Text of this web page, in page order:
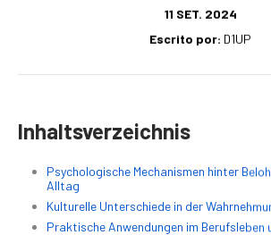
11 SET. 2024
Escrito por: D1UP
Inhaltsverzeichnis
Psychologische Mechanismen hinter
Alltag
Kulturelle Unterschiede in der
Praktische Anwendungen im Berufsleben